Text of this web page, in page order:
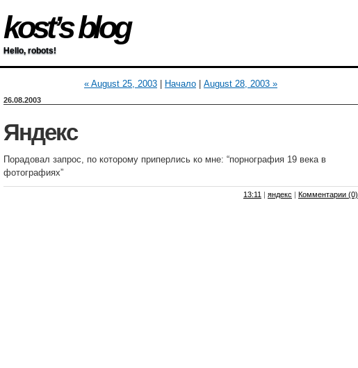
kost’s blog
Hello, robots!
« August 25, 2003 Начало August 28, 2003 »
26.08.2003
Яндекс
Порадовал запрос, по которому приперлись ко мне: “порнография 19 века в
фотографиях”
13:11 | яндекс | Комментарии (0)